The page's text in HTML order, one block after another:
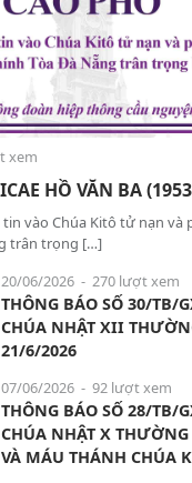
xem
HỒ VĂN BA
tin vào Chúa Kitô tử nạn và
trân trọng […]
20/06/2026 - 270 lượt xem
THÔNG BÁO SỐ 30/TB/
CHÚA NHẬT XII
21/6/2026
07/06/2026 - 92 lượt xem
THÔNG BÁO SỐ 28/TB/
CHÚA NHẬT X
VÀ MÁU THÁNH CHÚA